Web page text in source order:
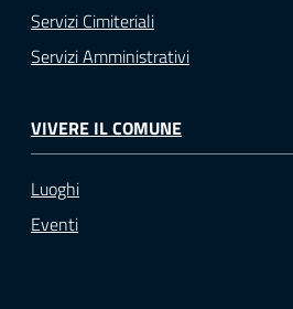
Servizi Cimiteriali
Servizi Amministrativi
VIVERE IL COMUNE
Luoghi
Eventi